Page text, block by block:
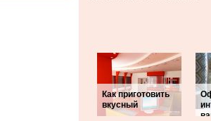
Как приготовить
вкусный